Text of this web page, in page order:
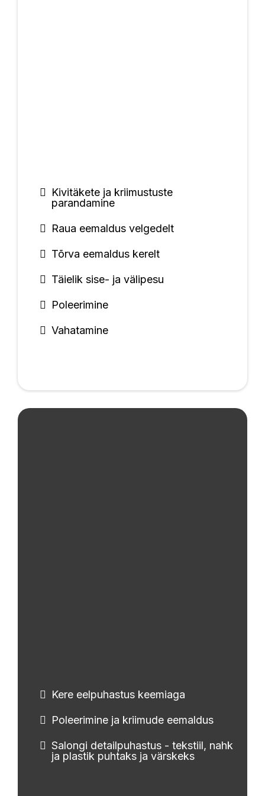
Kivitäkete ja kriimustuste
parandamine
Raua eemaldus velgedelt
Tõrva eemaldus kerelt
Täielik sise- ja välipesu
Poleerimine
Vahatamine
Kere eelpuhastus keemiaga
Poleerimine ja kriimude eemaldus
Salongi detailpuhastus - tekstiil, nahk
ja plastik puhtaks ja värskeks